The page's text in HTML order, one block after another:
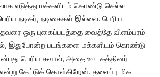
எடுத்து மக்களிடம் கொண்டு செல்ல
நடிகர், நடிகைகள் இல்லை. பெரிய
ஒரு புகைப்படத்தை வைத்தே விளம்பரம்
இதுபோன்ற படங்களை மக்களிடம் கொண்டு
பெரிய சவால், அதை ஊடகத்தினர்
கேட்டுக் கொள்கிறேன். தலைப்பு மிக